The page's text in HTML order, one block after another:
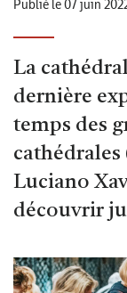
Publié le 07 juin
La
dernière
temps des
cathédrales
Luciano
découvrir